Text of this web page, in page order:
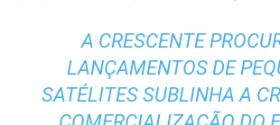
A CRESCENTE
LANÇAMENTOS DE
SATÉLITES SUBLINHA A